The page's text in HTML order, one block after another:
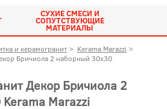
СУХИЕ СМЕСИ И
СОПУТСТВУЮЩИЕ
МАТЕРИАЛЫ
и керамогранит > Kerama Marazzi >
Бричиола 2 наборный 30x30
Декор Бричиола 2
Marazzi